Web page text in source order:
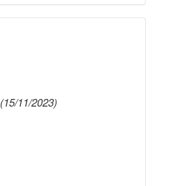
(15/11/2023)